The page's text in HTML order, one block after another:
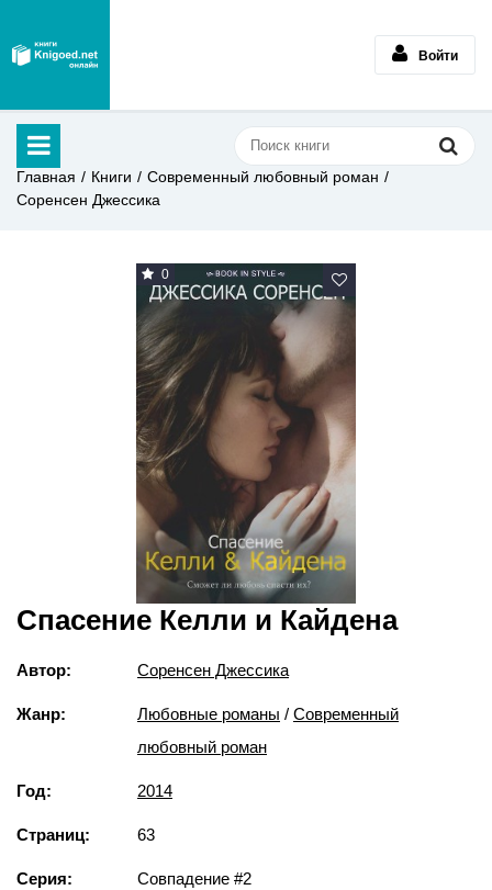
Войти
Главная Книги
Современный любовный роман
Соренсен Джессика
0
Спасение Келли и Кайдена
Автор: Соренсен Джессика
Жанр: Любовные романы / Современный
любовный роман
Год: 2014
Страниц: 63
Серия: Совпадение #2